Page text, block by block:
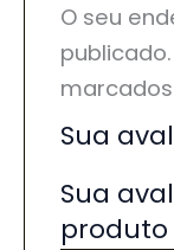
O seu
publicado.
Sua
Sua
produto